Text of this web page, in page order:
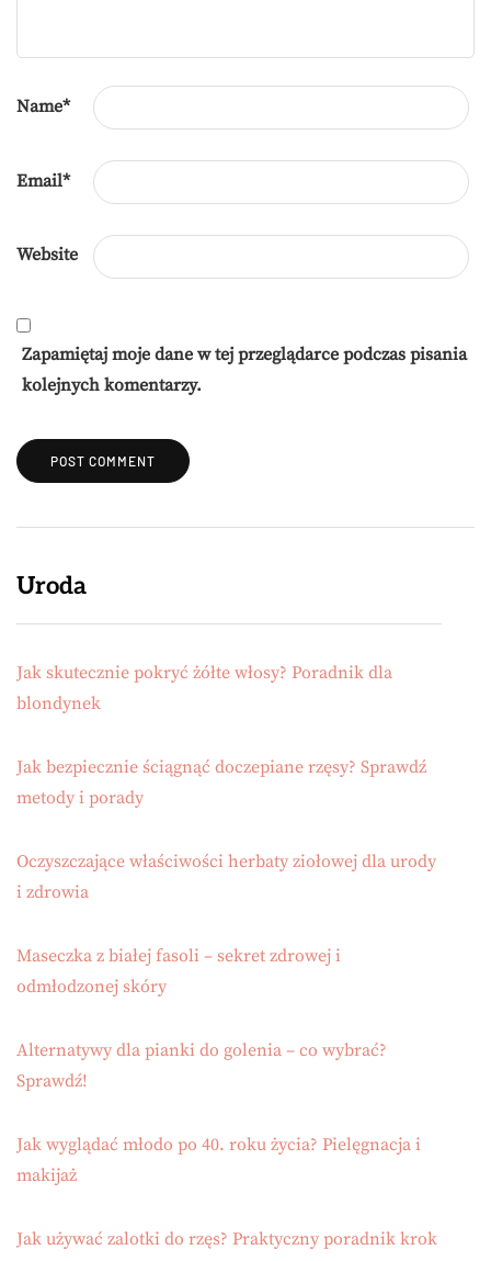
Name*
Email*
Website
Zapamiętaj moje dane w tej przeglądarce podczas pisania
kolejnych komentarzy.
Uroda
Jak skutecznie pokryć żółte włosy? Poradnik dla
blondynek
Jak bezpiecznie ściągnąć doczepiane rzęsy? Sprawdź
metody i porady
Oczyszczające właściwości herbaty ziołowej dla urody
i zdrowia
Maseczka z białej fasoli – sekret zdrowej i
odmłodzonej skóry
Alternatywy dla pianki do golenia – co wybrać?
Sprawdź!
Jak wyglądać młodo po 40. roku życia? Pielęgnacja i
makijaż
Jak używać zalotki do rzęs? Praktyczny poradnik krok